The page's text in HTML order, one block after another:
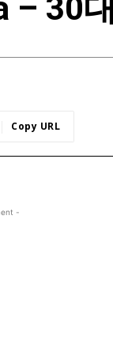
– 30
Copy URL
-